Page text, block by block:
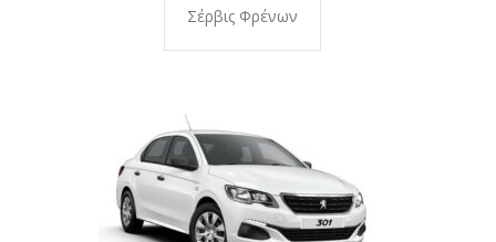
Σέρβις Φρένων